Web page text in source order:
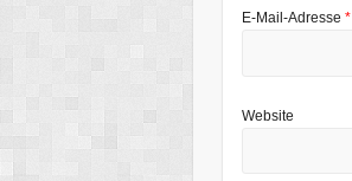
E-Mail-Adresse*
Website